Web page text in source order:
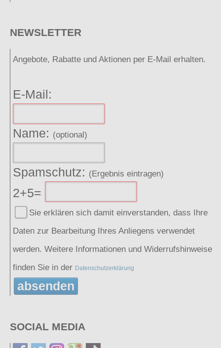
NEWSLETTER
Angebote, Rabatte und Aktionen per E-Mail erhalten.
E-Mail:
Name: (optional)
Spamschutz: (Ergebnis eintragen)
2+5=
Sie erklären sich damit einverstanden, dass Ihre
Daten zur Bearbeitung Ihres Anliegens verwendet
werden. Weitere Informationen und Widerrufshinweise
finden Sie in der Datenschutzerklärung
absenden
SOCIAL MEDIA